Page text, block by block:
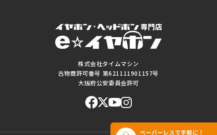
株式会社タイムマシン
古物商許可番号 第621111901157号
大阪府公安委員会許可